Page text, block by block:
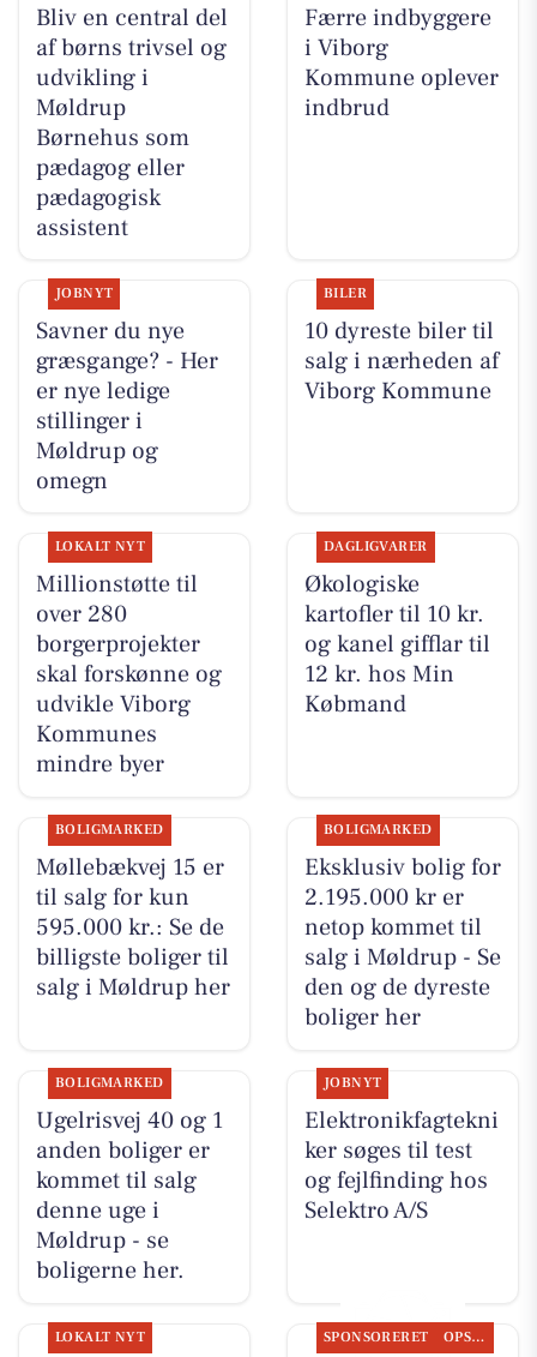
Bliv en central del
af børns trivsel og
udvikling i
Møldrup
Børnehus som
pædagog eller
pædagogisk
assistent
Færre indbyggere
i Viborg
Kommune oplever
indbrud
JOBNYT
Savner du nye
græsgange? - Her
er nye ledige
stillinger i
Møldrup og
omegn
BILER
10 dyreste biler til
salg i nærheden af
Viborg Kommune
LOKALT NYT
Millionstøtte til
over 280
borgerprojekter
skal forskønne og
udvikle Viborg
Kommunes
mindre byer
DAGLIGVARER
Økologiske
kartofler til 10 kr.
og kanel gifflar til
12 kr. hos Min
Købmand
BOLIGMARKED
Møllebækvej 15 er
til salg for kun
595.000 kr.: Se de
billigste boliger til
salg i Møldrup her
BOLIGMARKED
Eksklusiv bolig for
2.195.000 kr er
netop kommet til
salg i Møldrup - Se
den og de dyreste
boliger her
BOLIGMARKED
Ugelrisvej 40 og 1
anden boliger er
kommet til salg
denne uge i
Møldrup - se
boligerne her.
JOBNYT
Elektronikfagtekni
ker søges til test
og fejlfinding hos
Selektro A/S
LOKALT NYT SPONSORERET OPSLAGSTAVLEN